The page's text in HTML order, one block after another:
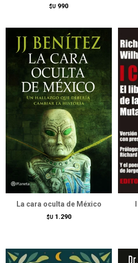
$U 990
La cara oculta de México
$U 1.290